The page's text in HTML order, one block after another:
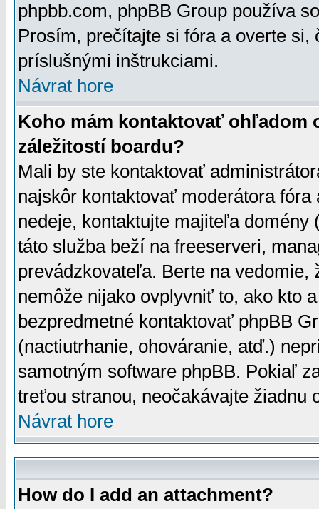
phpbb.com, phpBB Group používa
Prosím, prečítajte si fóra a overte
príslušnými inštrukciami.
Návrat hore
Koho mám kontaktovať ohľadom
záležitostí boardu?
Mali by ste kontaktovať
najskôr kontaktovať moderátora
nedeje, kontaktujte majiteľa
táto služba beží na freeserveri,
prevádzkovateľa. Berte na vedomie,
nemôže nijako ovplyvniť to, ako kto
bezpredmetné kontaktovať phpBB
(nactiutrhanie, ohováranie, atď.)
samotným software phpBB. Pokiaľ
treťou stranou, neočakávajte žiadnu
Návrat hore
How do I add an attachment?